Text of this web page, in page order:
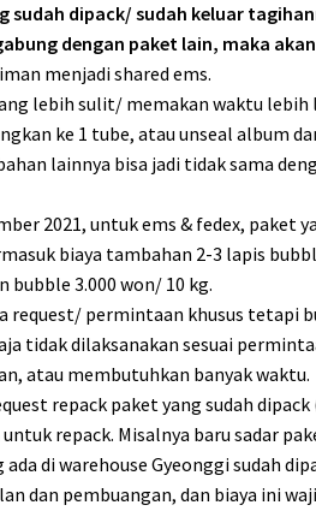
sudah dipack/ sudah keluar
dengan paket lain, maka
menjadi shared ems.
lebih sulit/ memakan waktu
ke 1 tube, atau unseal album
lainnya bisa jadi tidak sama
2021, untuk ems & fedex, paket
biaya tambahan 2-3 lapis
bubble 3.000 won/ 10 kg.
request/ permintaan khusus tetapi
tidak dilaksanakan sesuai
atau membutuhkan banyak waktu.
repack paket yang sudah
repack. Misalnya baru sadar
ada di warehouse Gyeonggi sudah
dan pembuangan, dan biaya ini